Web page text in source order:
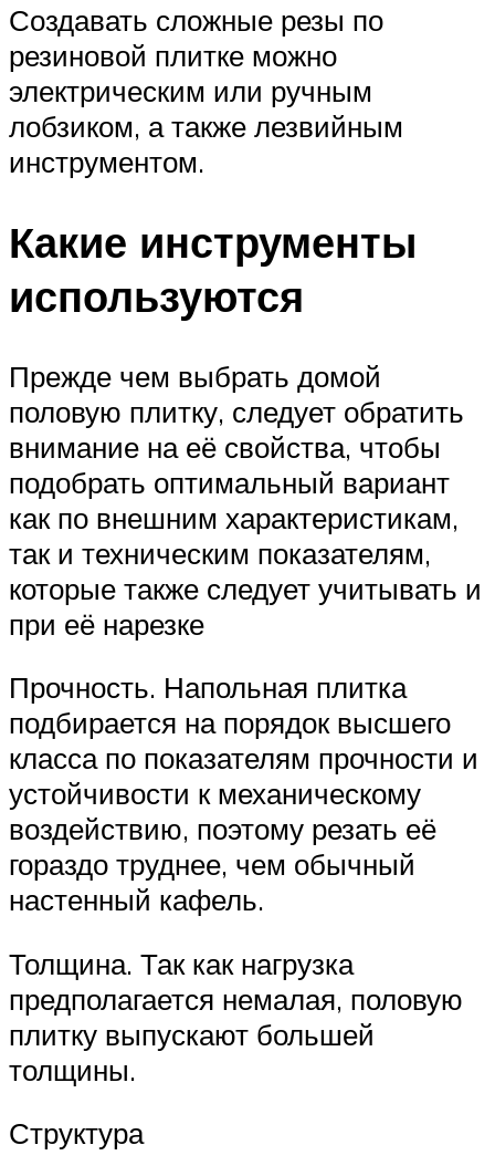
Создавать сложные резы по
резиновой плитке можно
электрическим или ручным
лобзиком, а также лезвийным
инструментом.
Какие инструменты
используются
Прежде чем выбрать домой
половую плитку, следует обратить
внимание на её свойства, чтобы
подобрать оптимальный вариант
как по внешним характеристикам,
так и техническим показателям,
которые также следует учитывать и
при её нарезке
Прочность. Напольная плитка
подбирается на порядок высшего
класса по показателям прочности и
устойчивости к механическому
воздействию, поэтому резать её
гораздо труднее, чем обычный
настенный кафель.
Толщина. Так как нагрузка
предполагается немалая, половую
плитку выпускают большей
толщины.
Структура